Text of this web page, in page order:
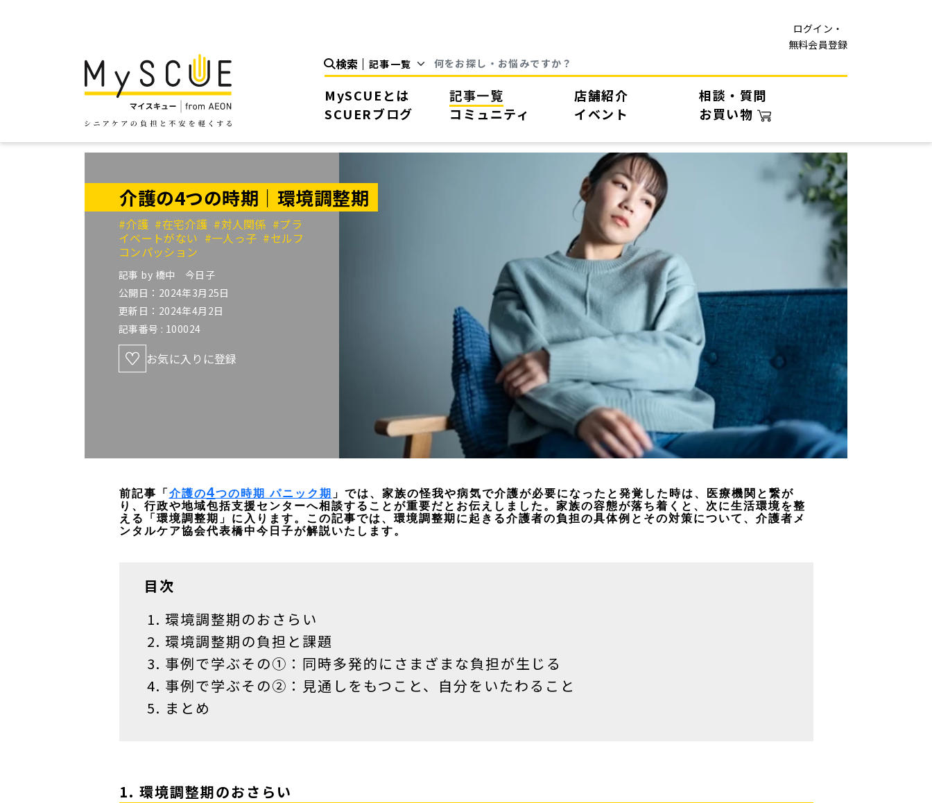
ログイン・
無料会員登録
検索
MySCUEとは 記事一覧 店舗紹介
相談・質問
SCUERブログ
コミュニティ イベント お買い物
介護の4つの時期｜環境調整期
#介護 #在宅介護 #対人関係 #プラ
イベートがない #一人っ子 #セルフ
コンパッション
記事 by 橋中 今日子
公開日：2024年3月25日
更新日：2024年4月2日
記事番号 : 100024
お気に入りに登録
前記事「 介護の4つの時期 パニック期 」では、家族の怪我や病気で介護が必要になったと発覚した時は、医療機関と繋が
り、行政や地域包括支援センターへ相談することが重要だとお伝えしました。家族の容態が落ち着くと、次に生活環境を整
える「環境調整期」に入ります。この記事では、環境調整期に起きる介護者の負担の具体例とその対策について、介護者メ
ンタルケア協会代表橋中今日子が解説いたします。
目次
環境調整期のおさらい
環境調整期の負担と課題
事例で学ぶその①：同時多発的にさまざまな負担が生じる
事例で学ぶその②：見通しをもつこと、自分をいたわること
まとめ
1. 環境調整期のおさらい